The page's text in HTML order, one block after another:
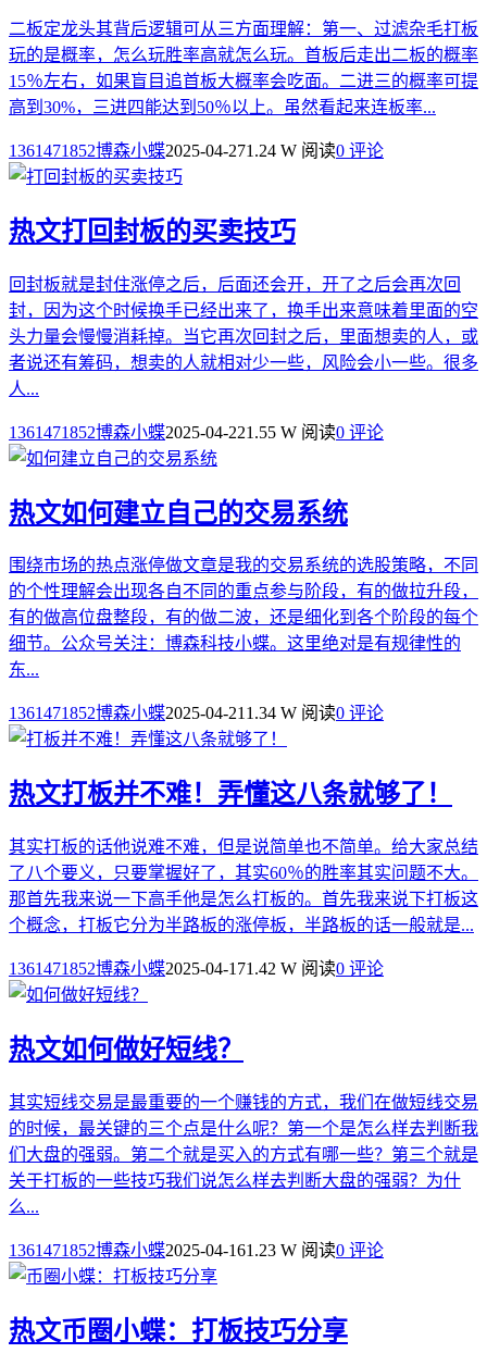
二板定龙头其背后逻辑可从三方面理解：第一、过滤杂毛打板
玩的是概率，怎么玩胜率高就怎么玩。首板后走出二板的概率
15％左右，如果盲目追首板大概率会吃面。二进三的概率可提
高到30%，三进四能达到50％以上。虽然看起来连板率...
1361471852博森小蝶2025-04-271.24 W 阅读0 评论
热文打回封板的买卖技巧
回封板就是封住涨停之后，后面还会开，开了之后会再次回
封，因为这个时候换手已经出来了，换手出来意味着里面的空
头力量会慢慢消耗掉。当它再次回封之后，里面想卖的人，或
者说还有筹码，想卖的人就相对少一些，风险会小一些。很多
人...
1361471852博森小蝶2025-04-221.55 W 阅读0 评论
热文如何建立自己的交易系统
围绕市场的热点涨停做文章是我的交易系统的选股策略，不同
的个性理解会出现各自不同的重点参与阶段，有的做拉升段，
有的做高位盘整段，有的做二波，还是细化到各个阶段的每个
细节。公众号关注：博森科技小蝶。这里绝对是有规律性的
东...
1361471852博森小蝶2025-04-211.34 W 阅读0 评论
热文打板并不难！弄懂这八条就够了！
其实打板的话他说难不难，但是说简单也不简单。给大家总结
了八个要义，只要掌握好了，其实60％的胜率其实问题不大。
那首先我来说一下高手他是怎么打板的。首先我来说下打板这
个概念，打板它分为半路板的涨停板，半路板的话一般就是...
1361471852博森小蝶2025-04-171.42 W 阅读0 评论
热文如何做好短线？
其实短线交易是最重要的一个赚钱的方式，我们在做短线交易
的时候，最关键的三个点是什么呢？第一个是怎么样去判断我
们大盘的强弱。第二个就是买入的方式有哪一些？第三个就是
关于打板的一些技巧我们说怎么样去判断大盘的强弱？为什
么...
1361471852博森小蝶2025-04-161.23 W 阅读0 评论
热文币圈小蝶：打板技巧分享